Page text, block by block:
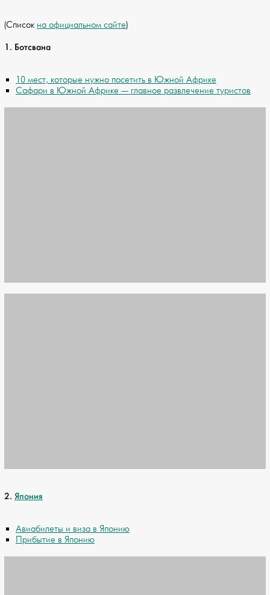
(Список на официальном сайте)
1. Ботсвана
10 мест, которые нужно посетить в Южной Африке
Сафари в Южной Африке — главное развлечение туристов
2. Япония
Авиабилеты и виза в Японию
Прибытие в Японию